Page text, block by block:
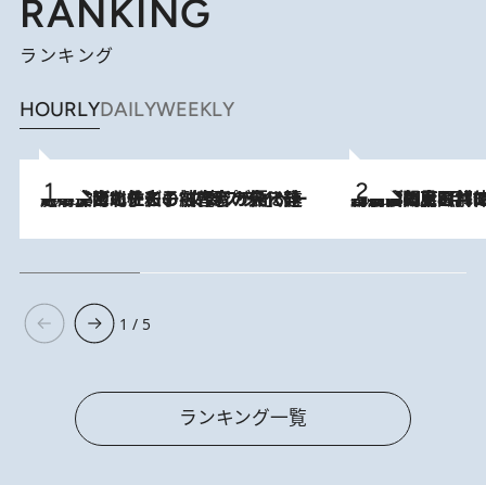
RANKING
ランキング
HOURLYDAILYWEEKLY
2026.8.3
《「文士の子ども被害者の会」発足！》阿川佐和子（72）が語る遠藤周作に北杜夫、劇作家・矢代静一の子どもたちの“文豪プライベート事件簿” 2026.8.8
「最後に見られてよかった」上野動物園の東園パンダ舎が解体前に特別公開。8月16日まで延長されたパネル展と共に辿る“半世紀”のパンダ飼育《解体工事の図面あり》
1 / 5
ランキング一覧